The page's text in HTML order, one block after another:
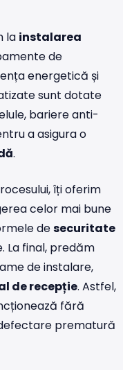
la instalarea
de
energetică și
sunt dotate
bariere anti-
a asigura o
.
îți oferim
celor mai bune
desecuritate
La final, predăm
de instalare,
de recepție. Astfel,
fără
prematură